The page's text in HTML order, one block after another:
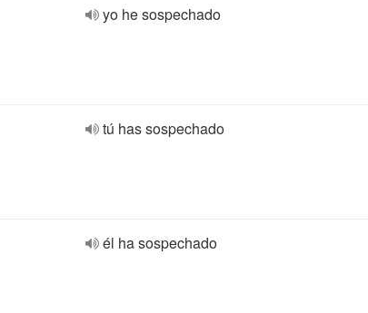
yo he sospechado
tú has sospechado
él ha sospechado